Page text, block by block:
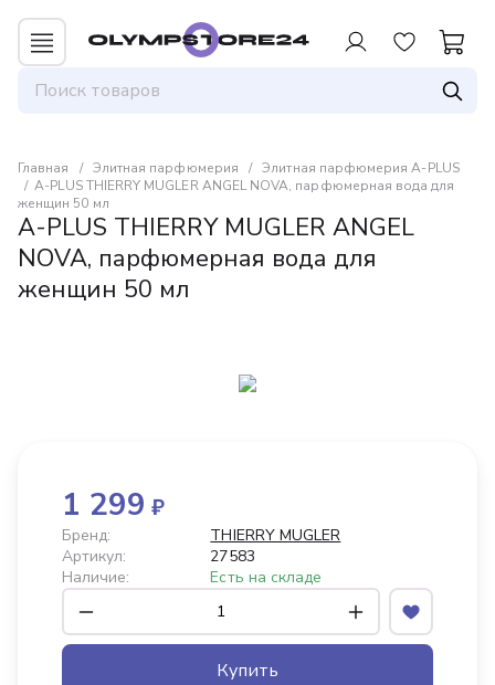
Главная Элитная парфюмерия
Элитная парфюмерия A-PLUS
A-PLUS THIERRY MUGLER ANGEL NOVA, парфюмерная вода для
женщин 50 мл
A-PLUS THIERRY MUGLER ANGEL
NOVA, парфюмерная вода для
женщин 50 мл
1 299 ₽
Бренд:
THIERRY MUGLER
Артикул:
27583
Наличие:
Есть на складе
Купить
Для авторизованных пользователей
предоставляется 1 бонус за 100 руб. от
оплатить до 30% заказа.